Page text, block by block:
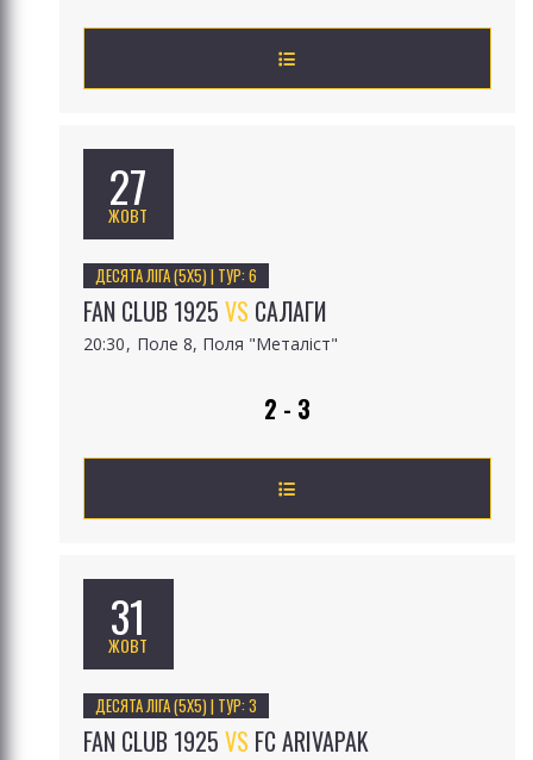
27
ЖОВТ
ДЕСЯТА ЛІГА (5Х5) | ТУР: 6
FAN CLUB 1925 VS САЛАГИ
20:30 Поле 8, Поля "Металіст"
2 - 3
31
ЖОВТ
ДЕСЯТА ЛІГА (5Х5) | ТУР: 3
FAN CLUB 1925 VS FC ARIVAPAK